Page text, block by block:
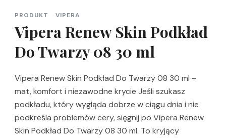
PRODUKT VIPERA
Vipera Renew Skin Podkład
Do Twarzy 08 30 ml
Vipera Renew Skin Podkład Do Twarzy 08 30 ml –
mat, komfort i niezawodne krycie Jeśli szukasz
podkładu, który wygląda dobrze w ciągu dnia i nie
podkreśla problemów cery, sięgnij po Vipera Renew
Skin Podkład Do Twarzy 08 30 ml. To kryjący